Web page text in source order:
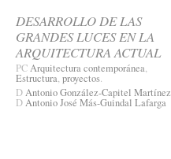
DESARROLLO DE LAS
GRANDES LUCES EN LA
ARQUITECTURA ACTUAL
PCArquitectura contemporánea,
Estructura, proyectos.
DAntonio González-Capitel Martínez
DAntonio José Más-Guindal Lafarga